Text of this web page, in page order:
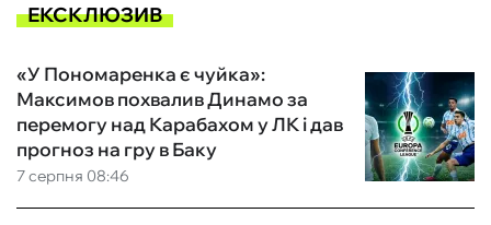
ЕКСКЛЮЗИВ
7 серпня 08:46
«У Пономаренка є чуйка»:
Максимов похвалив Динамо за
перемогу над Карабахом у ЛК і дав
прогноз на гру в Баку